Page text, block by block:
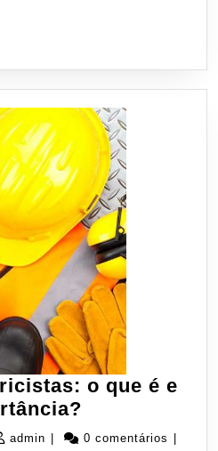
o que é e
para
admin admin0 comentários